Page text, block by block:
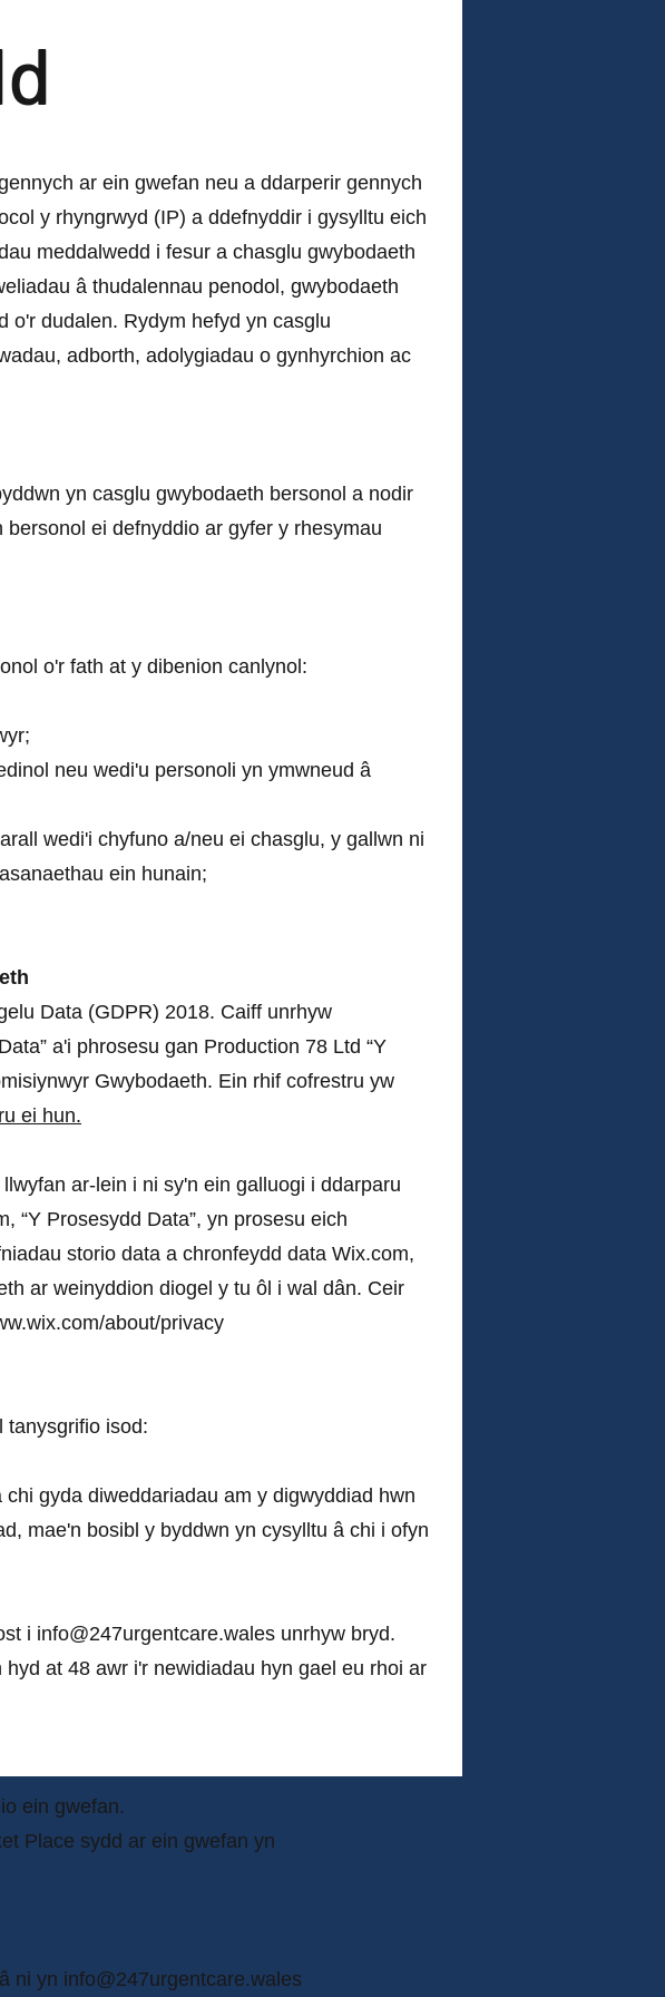
ar ein gwefan neu a ddarperir gennych
y rhyngrwyd (IP) a ddefnyddir i gysylltu eich
meddalwedd i fesur a chasglu gwybodaeth
â thudalennau penodol, gwybodaeth
o'r dudalen. Rydym hefyd yn casglu
adborth, adolygiadau o gynhyrchion ac
yn casglu gwybodaeth bersonol a nodir
ei defnyddio ar gyfer y rhesymau
o'r fath at y dibenion canlynol:
neu wedi'u personoli yn ymwneud â
wedi'i chyfuno a/neu ei chasglu, y gallwn ni
ein hunain;
Data (GDPR) 2018. Caiff unrhyw
a'i phrosesu gan Production 78 Ltd “Y
Gwybodaeth. Ein rhif cofrestru yw
ei hun.
ar-lein i ni sy'n ein galluogi i ddarparu
“Y Prosesydd Data”, yn prosesu eich
storio data a chronfeydd data Wix.com,
ar weinyddion diogel y tu ôl i wal dân. Ceir
about/privacy
tanysgrifio isod:
gyda diweddariadau am y digwyddiad hwn
mae'n bosibl y byddwn yn cysylltu â chi i ofyn
i info@247urgentcare.wales unrhyw bryd.
at 48 awr i'r newidiadau hyn gael eu rhoi ar
ein gwefan.
Place sydd ar ein gwefan yn
ni yn info@247urgentcare.wales